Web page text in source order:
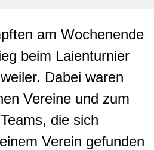
am Wochenende
beim Laienturnier
Dabei waren
Vereine und zum
die sich
Verein gefunden